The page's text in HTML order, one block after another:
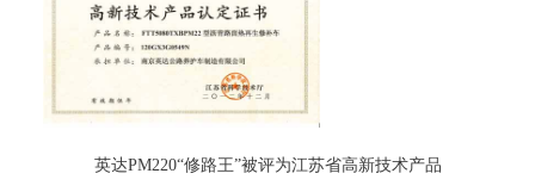
英达PM220“修路王”被评为江苏省高新技术产品